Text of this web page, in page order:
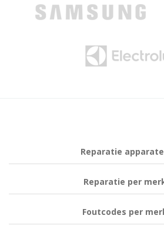
Reparatie
Reparatie per
Foutcodes per